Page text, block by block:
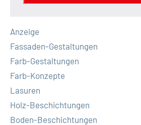
Anzeige
Fassaden-Gestaltungen
Farb-Gestaltungen
Farb-Konzepte
Lasuren
Holz-Beschichtungen
Boden-Beschichtungen